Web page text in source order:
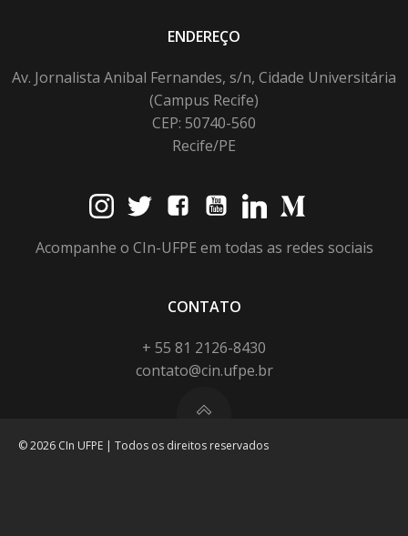
ENDEREÇO
Av. Jornalista Anibal Fernandes, s/n, Cidade Universitária
(Campus Recife)
CEP: 50740-560
Recife/PE
Acompanhe o CIn-UFPE em todas as redes sociais
CONTATO
+ 55 81 2126-8430
contato@cin.ufpe.br
© 2026 CIn UFPE | Todos os direitos reservados